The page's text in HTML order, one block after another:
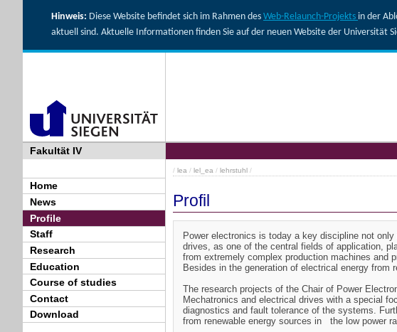
Hinweis: Diese Website befindet sich im Rahmen des Web-Relaunch-Projekts in der
aktuell sind. Aktuelle Informationen finden Sie auf der neuen Website der Universität
Fakultät IV
Home
News
Profile
Staff
Research
Education
Course of studies
Contact
Download
/ lea / lel_ea / lehrstuhl /
Profil
Power electronics is today a key discipline not
drives, as one of the central fields of application,
from extremely complex production machines and
Besides in the generation of electrical energy from
The research projects of the Chair of Power
Mechatronics and electrical drives with a special
diagnostics and fault tolerance of the systems.
from renewable energy sources in the low power